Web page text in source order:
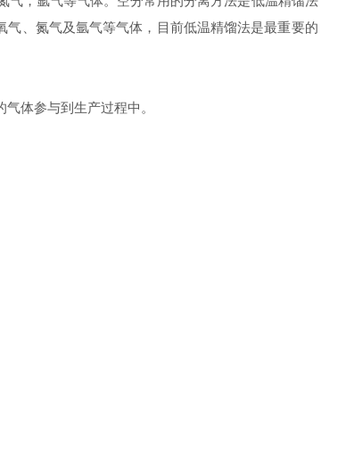
、氮气及氩气等气体，目前低温精馏法是最重要的
体参与到生产过程中。